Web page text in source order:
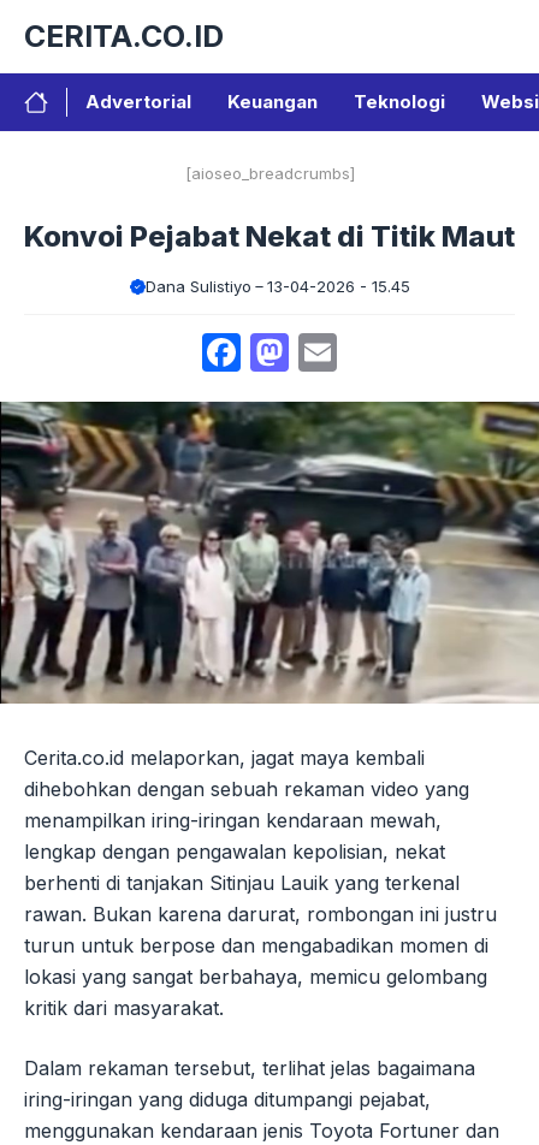
isi
CERITA.CO.ID
Advertorial Keuangan Teknologi
[aioseo_breadcrumbs]
Konvoi Pejabat Nekat di Titik Maut
Dana Sulistiyo 13-04-2026 - 15.45
Facebook
Mastodon
Cerita.co.id melaporkan, jagat maya kembali
dihebohkan dengan sebuah rekaman video yang
menampilkan iring-iringan kendaraan mewah,
lengkap dengan pengawalan kepolisian, nekat
berhenti di tanjakan Sitinjau Lauik yang terkenal
rawan. Bukan karena darurat, rombongan ini justru
turun untuk berpose dan mengabadikan momen di
lokasi yang sangat berbahaya, memicu gelombang
kritik dari masyarakat.
Dalam rekaman tersebut, terlihat jelas bagaimana
iring-iringan yang diduga ditumpangi pejabat,
menggunakan kendaraan jenis Toyota Fortuner dan